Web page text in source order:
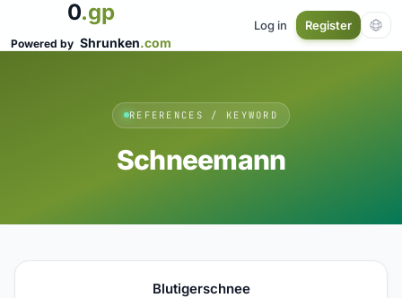
0.gp
Powered by Shrunken.com
Log in Register
REFERENCES / KEYWORD
Schneemann
Blutigerschnee